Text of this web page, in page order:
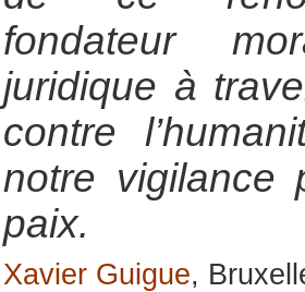
fondateur
juridique à
contre
notre vigilance
paix.
Xavier Guigue,